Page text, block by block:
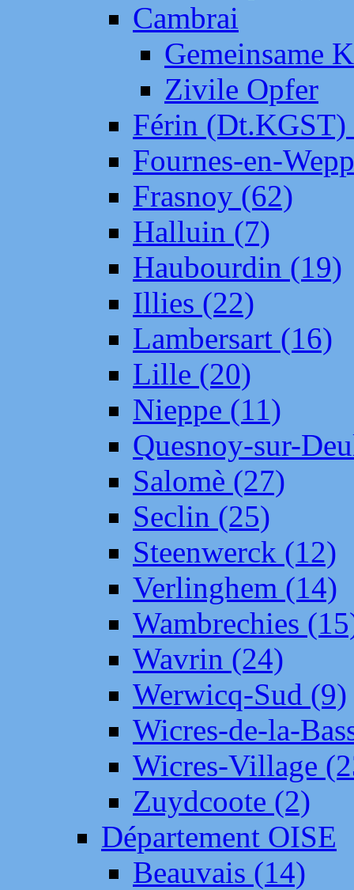
Cambrai
Gemeinsame
Zivile Opfer
Férin (Dt.KGST)
Fournes-en-
Frasnoy (62)
Halluin (7)
Haubourdin (19)
Illies (22)
Lambersart (16)
Lille (20)
Nieppe (11)
Quesnoy-sur-
Salomè (27)
Seclin (25)
Steenwerck (12)
Verlinghem (14)
Wambrechies
Wavrin (24)
Werwicq-Sud (9)
Wicres-de-la-
Wicres-Village
Zuydcoote (2)
Département OISE
Beauvais (14)